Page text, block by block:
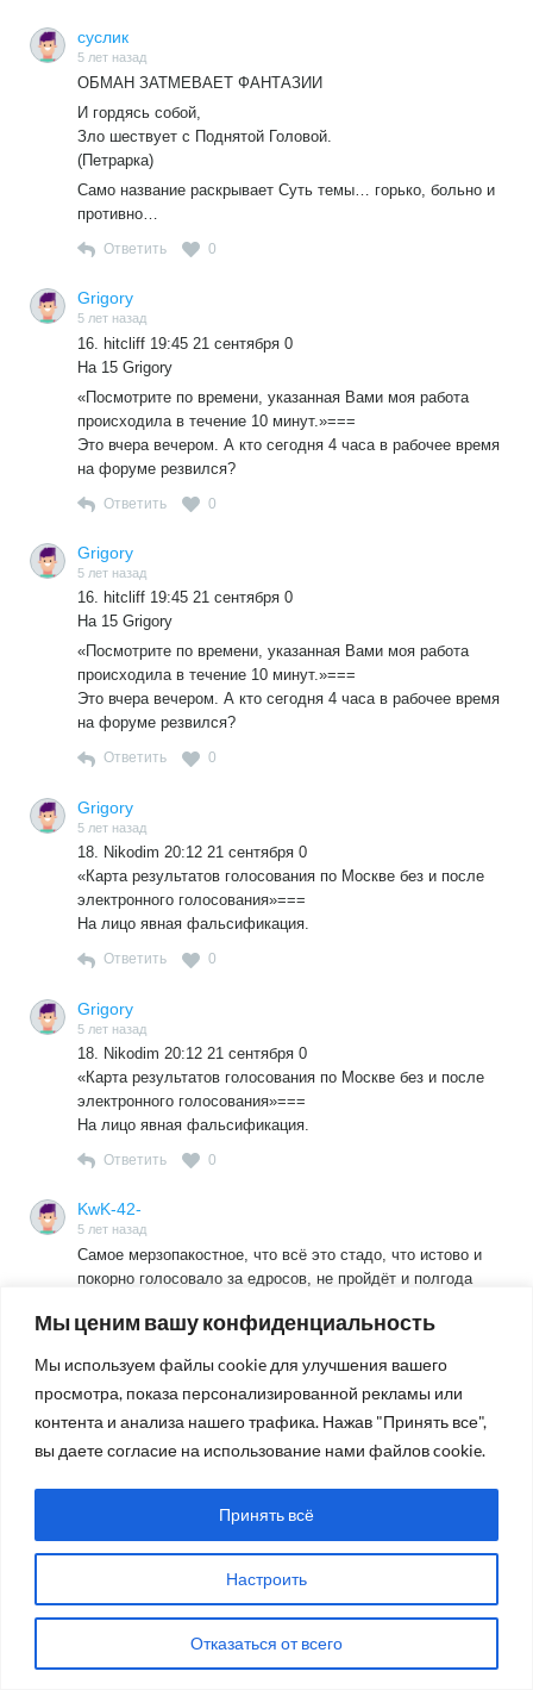
Мы ценим вашу конфиденциальность
Мы используем файлы cookie для улучшения вашего
просмотра, показа персонализированной рекламы или
контента и анализа нашего трафика. Нажав "Принять все",
вы даете согласие на использование нами файлов cookie.
Настроить
Отказаться от всего
Принять всё
суслик
5 лет назад
ОБМАН ЗАТМЕВАЕТ ФАНТАЗИИ
И гордясь собой,
Зло шествует с Поднятой Головой.
(Петрарка)
Само название раскрывает Суть темы… горько, больно и
противно…
Ответить 0
Grigory
5 лет назад
16. hitcliff 19:45 21 сентября 0
На 15 Grigory
«Посмотрите по времени, указанная Вами моя работа
происходила в течение 10 минут.»===
Это вчера вечером. А кто сегодня 4 часа в рабочее время
на форуме резвился?
Ответить 0
Grigory
5 лет назад
16. hitcliff 19:45 21 сентября 0
На 15 Grigory
«Посмотрите по времени, указанная Вами моя работа
происходила в течение 10 минут.»===
Это вчера вечером. А кто сегодня 4 часа в рабочее время
на форуме резвился?
Ответить 0
Grigory
5 лет назад
18. Nikodim 20:12 21 сентября 0
«Карта результатов голосования по Москве без и после
электронного голосования»===
На лицо явная фальсификация.
Ответить 0
Grigory
5 лет назад
18. Nikodim 20:12 21 сентября 0
«Карта результатов голосования по Москве без и после
электронного голосования»===
На лицо явная фальсификация.
Ответить 0
KwK-42-
5 лет назад
Самое мерзопакостное, что всё это стадо, что истово и
покорно голосовало за едросов, не пройдёт и полгода
живётся.
подъезда, чтобы послушать потом, как они визжат,
словно потерпевшие. Стенают, проголосовав за едросов,
как им хреново, так советую им, мол, а вы выйдите на
центральную площадь и устройте капиталистическое
визгами и стонами. Только памперсы поддевайте, а то с
напрягу обделаетесь. Ох, как они беснуются, палками
грозят, слюной брызжут. А потом валидол глотают